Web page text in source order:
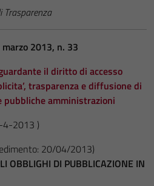
Trasparenza
marzo 2013, n. 33
il diritto di accesso
trasparenza e diffusione di
amministrazioni
4-2013 )
20/04/2013)
OBBLIGHI DI PUBBLICAZIONE IN